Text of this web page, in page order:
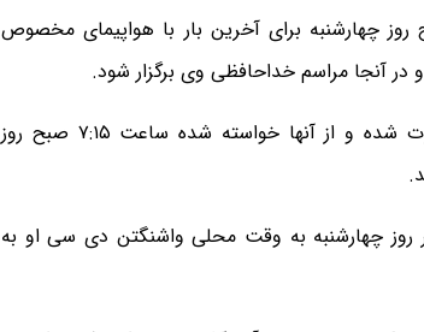
چهارشنبه برای آخرین بار با هواپیمای مخصوص
در آنجا مراسم خداحافظی وی برگزار شود.
برای مراسم خداحافظی ترامپ، از مقام‌های دولت او دعوت شده و از آنها خواسته شده ساعت ۷:۱۵ صبح روز
روز چهارشنبه به وقت محلی واشنگتن دی سی او به